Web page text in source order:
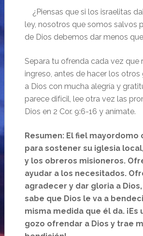
¿Piensas que si los israelitas
ley, nosotros que somos salvos
de Dios debemos dar menos
Separa tu ofrenda cada vez que
ingreso, antes de hacer los
a Dios con mucha alegría y
parece difícil, lee otra vez las
Dios en 2 Cor. 9:6-16 y anímate.
Resumen: El fiel mayordomo
para sostener su iglesia
y los obreros misioneros.
ayudar a los necesitados.
agradecer y dar gloria a
sabe que Dios le va a
misma medida que él da. ¡Es
gozo ofrendar a Dios y trae